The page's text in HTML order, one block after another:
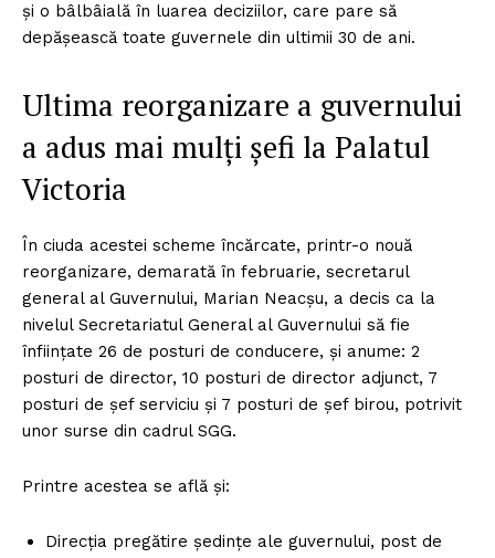
și o bâlbâială în luarea deciziilor, care pare să
depășească toate guvernele din ultimii 30 de ani.
Ultima reorganizare a guvernului
a adus mai mulți șefi la Palatul
Victoria
În ciuda acestei scheme încărcate, printr-o nouă
reorganizare, demarată în februarie, secretarul
general al Guvernului, Marian Neacșu, a decis ca la
nivelul Secretariatul General al Guvernului să fie
înființate 26 de posturi de conducere, și anume: 2
posturi de director, 10 posturi de director adjunct, 7
posturi de șef serviciu și 7 posturi de șef birou, potrivit
unor surse din cadrul SGG.
Printre acestea se află și:
Direcția pregătire ședințe ale guvernului, post de